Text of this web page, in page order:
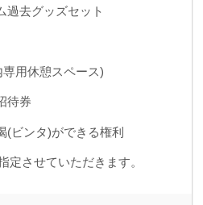
過去グッズセット
専用休憩スペース)
待券
(ビンタ)ができる権利
させていただきます。